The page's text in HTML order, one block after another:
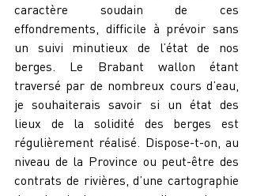
caractère soudain de ces
effondrements, difficile à prévoir sans
un suivi minutieux de l’état de nos
berges. Le Brabant wallon étant
traversé par de nombreux cours d’eau,
je souhaiterais savoir si un état des
lieux de la solidité des berges est
régulièrement réalisé. Dispose-t-on, au
niveau de la Province ou peut-être des
contrats de rivières, d’une cartographie